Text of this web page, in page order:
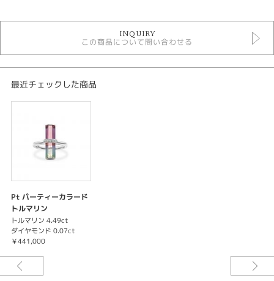
トルマリン リング
INQUIRY
この商品について問い合わせる
最近チェックした商品
Pt パーティーカラード
トルマリン
トルマリン 4.49ct
ダイヤモンド 0.07ct
￥441,000